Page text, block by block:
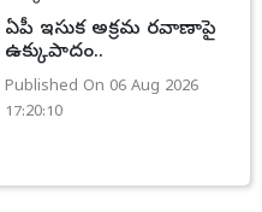
ఏపీ ఇసుక అక్రమ రవాణాపై
ఉక్కుపాదం..
Published On 06 Aug 2026
17:20:10